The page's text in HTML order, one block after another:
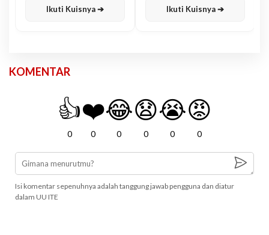
Ikuti Kuisnya ➔ Ikuti Kuisnya ➔
KOMENTAR
👍
0
❤️
0
😂
0
😧
0
😭
0
😡
0
Isi komentar sepenuhnya adalah tanggung jawab pengguna dan diatur
dalam UU ITE